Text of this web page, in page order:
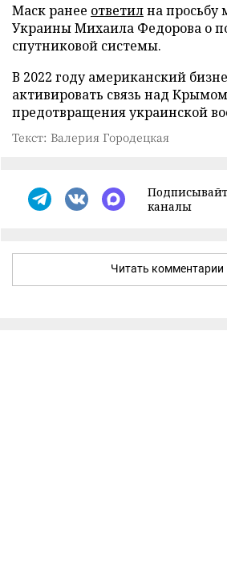
Маск ранее ответилна просьбу
Украины Михаила Федорова о
спутниковой системы.
В 2022 году американский
активировать связь над
предотвращения украинской
Текст: Валерия Городецкая
каналы
Читать комментарии